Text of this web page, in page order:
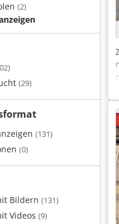
(2)
(29)
(131)
(0)
Bildern (131)
Videos (9)